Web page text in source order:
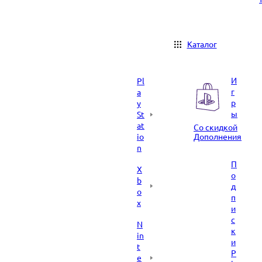
Каталог
Pl
a
y
St
at
io
n
X
b
o
x
N
in
t
e
И
г
р
ы
Со скидкой
Дополнения
П
о
д
п
и
с
к
и
P